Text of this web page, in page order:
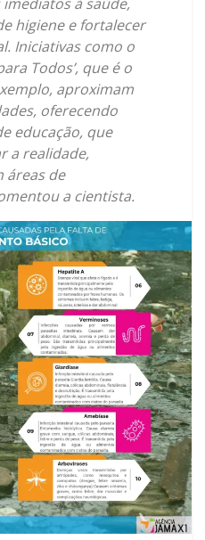
higiene e fortalecer
Iniciativas como o
Todos’, que é o
aproximam
oferecendo
educação, que
a realidade,
áreas de
a cientista.